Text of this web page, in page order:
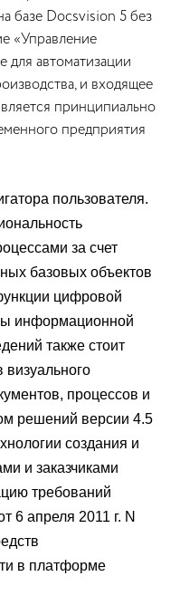
базе Docsvision 5 без
«Управление
для автоматизации
и входящее
принципиально
предприятия
пользователя.
за счет
базовых объектов
цифровой
информационной
также стоит
визуального
процессов и
решений версии 4.5
создания и
и заказчиками
требований
6 апреля 2011 г. N
в платформе